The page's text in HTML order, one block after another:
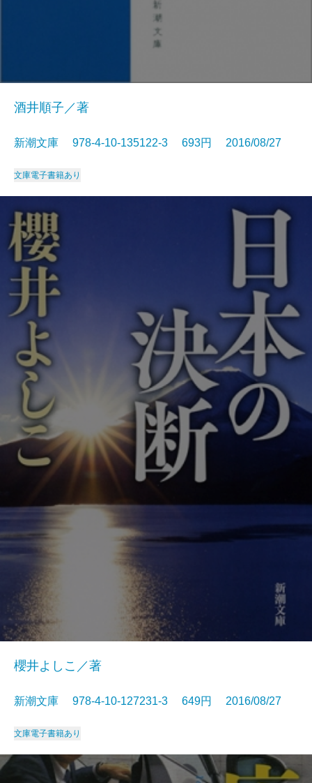
酒井順子／著
新潮文庫 978-4-10-135122-3 693円 2016/08/27
文庫電子書籍あり
櫻井よしこ／著
新潮文庫 978-4-10-127231-3 649円 2016/08/27
文庫電子書籍あり